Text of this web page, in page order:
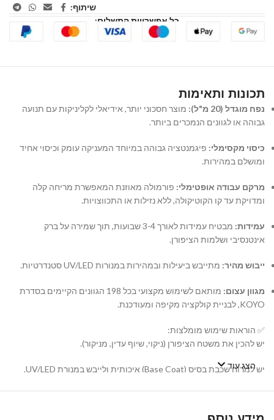
שיתוף:
כל אפשרויות התשלום:
תכונות ותאימות
נפח מוגדל (20 מ"ל):
מוצר חסכוני יותר, אידיאלי לקליניקות עם תנועה
גבוהה או לגוונים הנמכרים ביותר.
כיסוי מקסימלי: פיגמנטציה גבוהה במיוחד המעניקה עומק וכיסוי אחיד
ומושלם במהירות.
מרקם עבודה אופטימלי: פורמולה מאוזנת המאפשרת מריחה קלה
ומדויקת עד קו הקוטיקולה, ללא נזילות או התכווצויות.
עמידות:
מבטיח עמידות לאורך 3-4 שבועות, תוך שמירה על ברק
אינטנסיבי ושלמות הציפורן.
ייבוש מהיר: מתייבש ביעילות ובמהירות במנורות UV/LED סטנדרטיות.
מגוון עצום:
מותאם לשימוש מקצועי בכל 198 הגוונים הקיימים בסדרת
KOYO, לבניית קולקציה מקיפה ומעודכנת.
✅ הוראות שימוש מומלצות:
יש להכין את משטח הציפורן (ניקוי, שיוף עדין, מניקור).
יש למרוח שכבת בסיס (Base Coat) איכותית ולייבש במנורת UV/LED.
יש למרוח שכבה דקה ואחידה של לק ג'ל KOYO ולייבש במנורה. במידת
הצג עוד